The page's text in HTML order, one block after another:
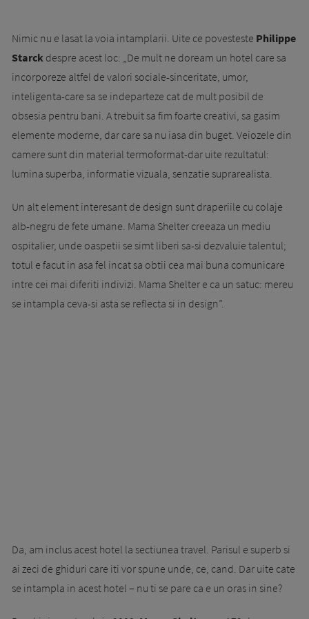
Nimic nu e lasat la voia intamplarii. Uite ce povesteste Philippe
Starck despre acest loc: „De mult ne doream un hotel care sa
incorporeze altfel de valori sociale-sinceritate, umor,
inteligenta-care sa se indeparteze cat de mult posibil de
obsesia pentru bani. A trebuit sa fim foarte crea­tivi, sa gasim
elemente moderne, dar care sa nu iasa din buget. Veiozele din
camere sunt din material termoformat-dar uite rezulta­tul:
lumina superba, informatie vizuala, senzatie suprarealista.
Un alt element interesant de design sunt draperiile cu colaje
alb-negru de fete umane. Mama Shelter creeaza un mediu
ospitalier, unde oaspetii se simt liberi sa-si dezvaluie talentul;
totul e facut in asa fel incat sa obtii cea mai buna comunicare
intre cei mai diferiti indivizi. Mama Shelter e ca un satuc: mereu
se intampla ceva-si asta se reflecta si in design”.
Da, am inclus acest hotel la sectiunea travel. Parisul e superb si
ai zeci de ghiduri care iti vor spune unde, ce, cand. Dar uite cate
se intampla in acest hotel – nu ti se pare ca e un oras in sine?